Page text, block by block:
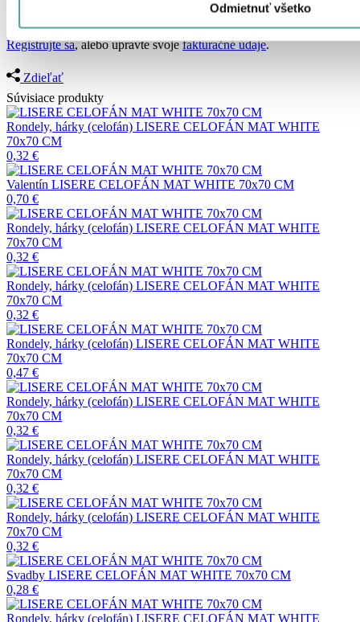
Odmietnuť všetko
Pre registrované firmy (B2B) zvýhodnená cena.
Registrujte sa, alebo upravte svojefakturačné údaje.
Zdieľať
Súvisiace produkty
Rondely, hárky (celofán) LISERE CELOFÁN MAT WHITE
70x70 CM
0,32 €
Valentín LISERE CELOFÁN MAT WHITE 70x70 CM
0,70 €
Rondely, hárky (celofán) LISERE CELOFÁN MAT WHITE
70x70 CM
0,32 €
Rondely, hárky (celofán) LISERE CELOFÁN MAT WHITE
70x70 CM
0,32 €
Rondely, hárky (celofán) LISERE CELOFÁN MAT WHITE
70x70 CM
0,47 €
Rondely, hárky (celofán) LISERE CELOFÁN MAT WHITE
70x70 CM
0,32 €
Rondely, hárky (celofán) LISERE CELOFÁN MAT WHITE
70x70 CM
0,32 €
Rondely, hárky (celofán) LISERE CELOFÁN MAT WHITE
70x70 CM
0,32 €
Svadby LISERE CELOFÁN MAT WHITE 70x70 CM
0,28 €
Rondely, hárky (celofán) LISERE CELOFÁN MAT WHITE